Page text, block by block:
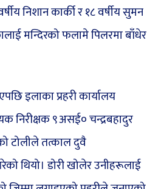
निशान कार्की र १८ वर्षीय सुमन
मन्दिरको फलामे पिलरमा बाँधेर
इलाका प्रहरी कार्यालय
निरीक्षक ९असई० चन्द्रबहादुर
टोलीले तत्काल दुवै
थियो। डोरी खोलेर उनीहरूलाई